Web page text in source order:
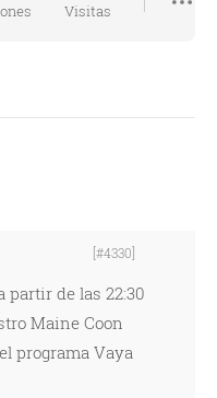
Visitas
[#4330]
partir de las 22:30
Maine Coon
programa Vaya